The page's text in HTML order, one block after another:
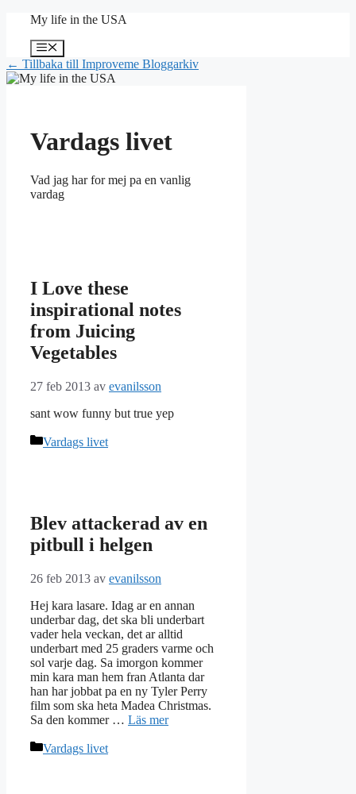
Hoppa
innehåll
My life in the USA
Meny
← Tillbaka till Improveme Bloggarkiv
Vardags livet
Vad jag har for mej pa en vanlig
vardag
I Love these
inspirational notes
from Juicing
Vegetables
27 feb 2013 av evanilsson
sant wow funny but true yep
Kategorier
Vardags livet
Blev attackerad av en
pitbull i helgen
26 feb 2013 av evanilsson
Hej kara lasare. Idag ar en annan
underbar dag, det ska bli underbart
vader hela veckan, det ar alltid
underbart med 25 graders varme och
sol varje dag. Sa imorgon kommer
min kara man hem fran Atlanta dar
han har jobbat pa en ny Tyler Perry
film som ska heta Madea Christmas.
Sa den kommer … Läs mer
Kategorier
Vardags livet